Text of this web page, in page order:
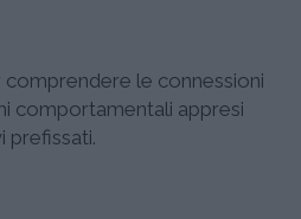
comprendere le connessioni
comportamentali appresi
prefissati.